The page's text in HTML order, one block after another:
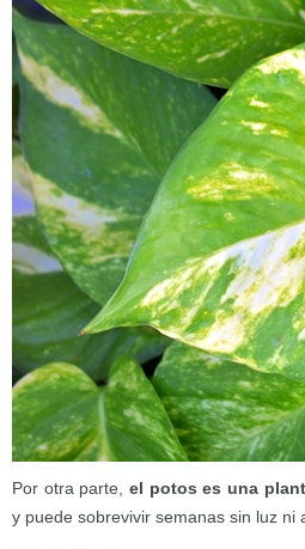
Por otra parte, el potos es una
y puede sobrevivir semanas sin luz